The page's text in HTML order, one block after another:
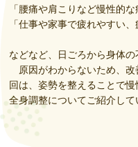
当院のやさしい鍼灸施術とは
いつも体調が悪い人のために
歯を手軽に白くしたい方へ
保険施術について
「腰痛や肩こりなど慢性的
「仕事や家事で疲れやすい、
などなど、日ごろから身体
原因がわからないため、改
回は、姿勢を整えることで
全身調整についてご紹介して